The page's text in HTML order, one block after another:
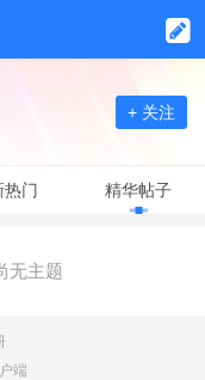
+ 关注
热门 精华帖子
无主题
端